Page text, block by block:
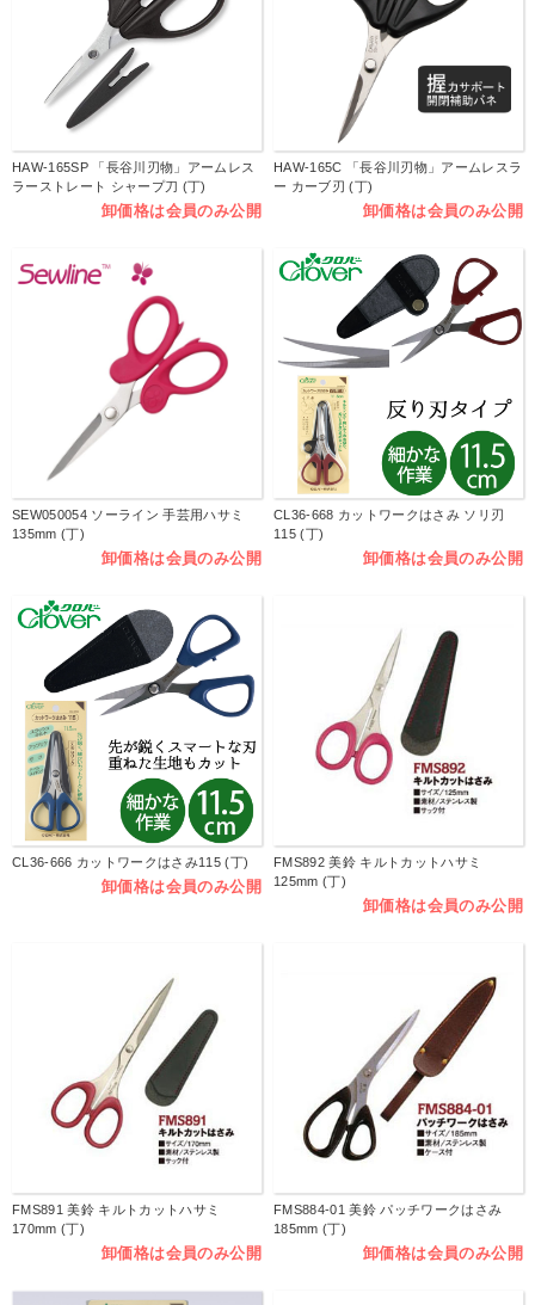
HAW-165SP 「長谷川刃物」アームレス
ラーストレート シャープ刀 (丁)
卸価格は会員のみ公開
HAW-165C 「長谷川刃物」アームレスラ
ー カーブ刃 (丁)
卸価格は会員のみ公開
SEW050054 ソーライン 手芸用ハサミ
135mm (丁)
卸価格は会員のみ公開
CL36-668 カットワークはさみ ソリ刃
115 (丁)
卸価格は会員のみ公開
CL36-666 カットワークはさみ115 (丁)
卸価格は会員のみ公開
FMS892 美鈴 キルトカットハサミ
125mm (丁)
卸価格は会員のみ公開
FMS891 美鈴 キルトカットハサミ
170mm (丁)
卸価格は会員のみ公開
FMS884-01 美鈴 パッチワークはさみ
185mm (丁)
卸価格は会員のみ公開